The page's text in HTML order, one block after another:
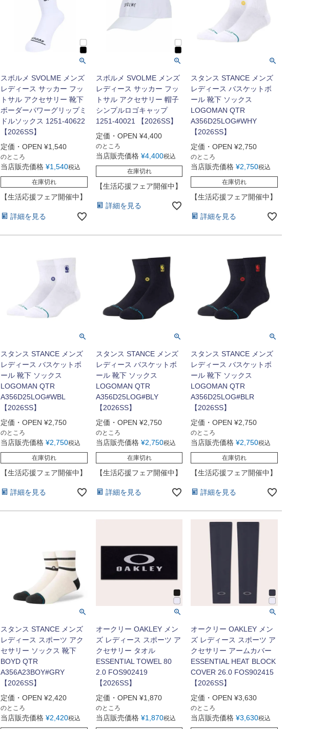
スボルメ SVOLME メンズ
レディース サッカー フッ
トサル アクセサリー 靴下
ボーダーパワーグリップミ
ドルソックス 1251-40622
【2026SS】
定価・OPEN ¥1,540
のところ
当店販売価格 ¥1,540税込
在庫切れ
【生活応援フェア開催中】
詳細を見る
スボルメ SVOLME メンズ
レディース サッカー フッ
トサル アクセサリー 帽子
シンプルロゴキャップ
1251-40021 【2026SS】
定価・OPEN ¥4,400
のところ
当店販売価格 ¥4,400税込
在庫切れ
【生活応援フェア開催中】
詳細を見る
スタンス STANCE メンズ
レディース バスケットボ
ール 靴下 ソックス
LOGOMAN QTR
A356D25LOG#WHY
【2026SS】
定価・OPEN ¥2,750
のところ
当店販売価格 ¥2,750税込
在庫切れ
【生活応援フェア開催中】
詳細を見る
スタンス STANCE メンズ
レディース バスケットボ
ール 靴下 ソックス
LOGOMAN QTR
A356D25LOG#WBL
【2026SS】
定価・OPEN ¥2,750
のところ
当店販売価格 ¥2,750税込
在庫切れ
【生活応援フェア開催中】
詳細を見る
スタンス STANCE メンズ
レディース バスケットボ
ール 靴下 ソックス
LOGOMAN QTR
A356D25LOG#BLY
【2026SS】
定価・OPEN ¥2,750
のところ
当店販売価格 ¥2,750税込
在庫切れ
【生活応援フェア開催中】
詳細を見る
スタンス STANCE メンズ
レディース バスケットボ
ール 靴下 ソックス
LOGOMAN QTR
A356D25LOG#BLR
【2026SS】
定価・OPEN ¥2,750
のところ
当店販売価格 ¥2,750税込
在庫切れ
【生活応援フェア開催中】
詳細を見る
スタンス STANCE メンズ
レディース スポーツ アク
セサリー ソックス 靴下
BOYD QTR
A356A23BOY#GRY
【2026SS】
定価・OPEN ¥2,420
のところ
当店販売価格 ¥2,420税込
オークリー OAKLEY メン
ズ レディース スポーツ ア
クセサリー タオル
ESSENTIAL TOWEL 80
2.0 FOS902419
【2026SS】
定価・OPEN ¥1,870
のところ
当店販売価格 ¥1,870税込
オークリー OAKLEY メン
ズ レディース スポーツ ア
クセサリー アームカバー
ESSENTIAL HEAT BLOCK
COVER 26.0 FOS902415
【2026SS】
定価・OPEN ¥3,630
のところ
当店販売価格 ¥3,630税込